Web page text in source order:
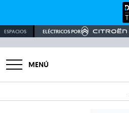
ESPACIOS ELÉCTRICOS POR
MENÚ